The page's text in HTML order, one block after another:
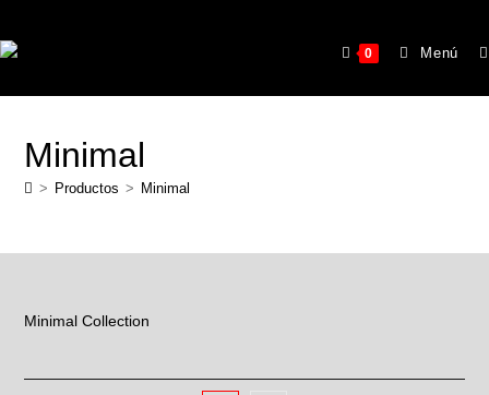
0 Menú
Minimal
> Productos > Minimal
Minimal Collection